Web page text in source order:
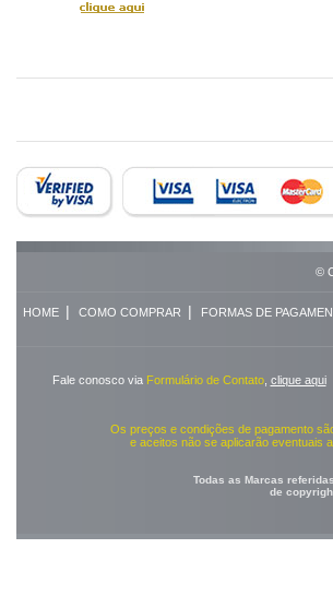
©
HOME| COMO COMPRAR | FORMAS DE
Fale conosco via Formulário de Contato, clique aqui
Os preços e condições de pagamento
e aceitos não se aplicarão eventuais
Todas as Marcas
de